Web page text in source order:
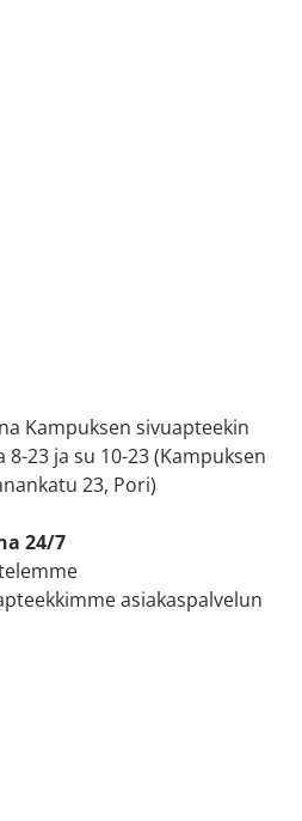
Kampuksen sivuapteekin
8-23 ja su 10-23 (Kampuksen
23, Pori)
24/7
asiakaspalvelun